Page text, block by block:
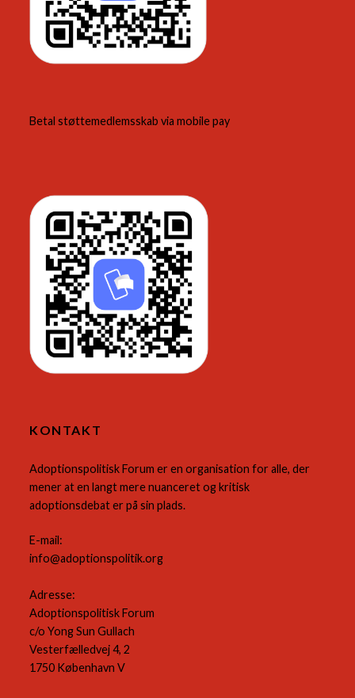
Betal støttemedlemsskab via mobile pay
KONTAKT
Adoptionspolitisk Forum er en organisation for alle, der
mener at en langt mere nuanceret og kritisk
adoptionsdebat er på sin plads.
E-mail:
info@adoptionspolitik.org
Adresse:
Adoptionspolitisk Forum
c/o Yong Sun Gullach
Vesterfælledvej 4, 2
1750 København V